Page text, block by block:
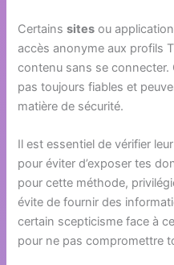
Certainssites ou
accès anonyme aux profils
contenu sans se
pas toujours fiables et
matière de sécurité.
Il est essentiel de vérifier
pour éviter d’exposer tes
pour cette méthode,
évite de fournir des
certain scepticisme face à
pour ne pas compromettre